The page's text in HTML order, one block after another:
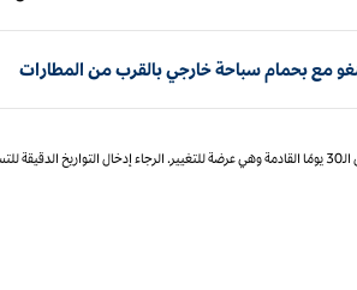
مع بحمام سباحة خارجي بالقرب من المطارات